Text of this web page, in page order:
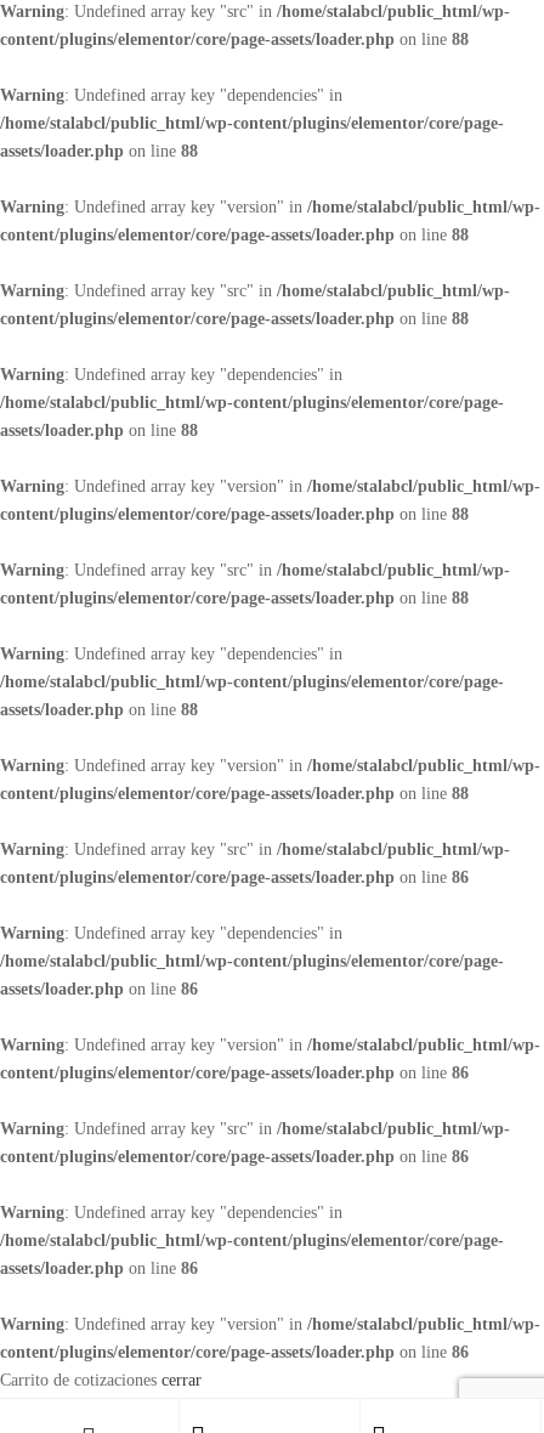
Warning: Undefined array key "src" in /home/stalabcl/public_html/wp-
content/plugins/elementor/core/page-assets/loader.php on line 88
Warning: Undefined array key "dependencies" in
/home/stalabcl/public_html/wp-content/plugins/elementor/core/page-
assets/loader.php on line 88
Warning: Undefined array key "version" in /home/stalabcl/public_html/wp-
content/plugins/elementor/core/page-assets/loader.php on line 88
Warning: Undefined array key "src" in /home/stalabcl/public_html/wp-
content/plugins/elementor/core/page-assets/loader.php on line 88
Warning: Undefined array key "dependencies" in
/home/stalabcl/public_html/wp-content/plugins/elementor/core/page-
assets/loader.php on line 88
Warning: Undefined array key "version" in /home/stalabcl/public_html/wp-
content/plugins/elementor/core/page-assets/loader.php on line 88
Warning: Undefined array key "src" in /home/stalabcl/public_html/wp-
content/plugins/elementor/core/page-assets/loader.php on line 88
Warning: Undefined array key "dependencies" in
/home/stalabcl/public_html/wp-content/plugins/elementor/core/page-
assets/loader.php on line 88
Warning: Undefined array key "version" in /home/stalabcl/public_html/wp-
content/plugins/elementor/core/page-assets/loader.php on line 88
Warning: Undefined array key "src" in /home/stalabcl/public_html/wp-
content/plugins/elementor/core/page-assets/loader.php on line 86
Warning: Undefined array key "dependencies" in
/home/stalabcl/public_html/wp-content/plugins/elementor/core/page-
assets/loader.php on line 86
Warning: Undefined array key "version" in /home/stalabcl/public_html/wp-
content/plugins/elementor/core/page-assets/loader.php on line 86
Warning: Undefined array key "src" in /home/stalabcl/public_html/wp-
content/plugins/elementor/core/page-assets/loader.php on line 86
Warning: Undefined array key "dependencies" in
/home/stalabcl/public_html/wp-content/plugins/elementor/core/page-
assets/loader.php on line 86
Warning: Undefined array key "version" in /home/stalabcl/public_html/wp-
content/plugins/elementor/core/page-assets/loader.php on line 86
Carrito de cotizaciones cerrar